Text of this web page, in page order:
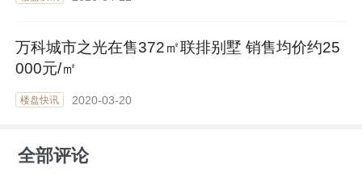
万科城市之光在售372㎡联排别墅 销售均价约25
000元/㎡
楼盘快讯 2020-03-20
全部评论